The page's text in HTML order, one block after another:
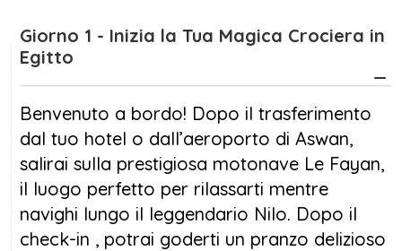
Giorno 1 - Inizia la Tua Magica Crociera in
Egitto
Benvenuto a bordo! Dopo il trasferimento
dal tuo hotel o dall’aeroporto di Aswan,
salirai sulla prestigiosa motonave Le Fayan,
il luogo perfetto per rilassarti mentre
navighi lungo il leggendario Nilo. Dopo il
check-in , potrai goderti un pranzo delizioso